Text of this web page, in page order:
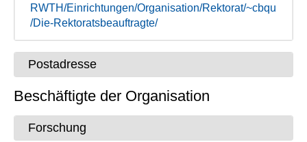
RWTH/Einrichtungen/Organisation/Rektorat/~cbqu
/Die-Rektoratsbeauftragte/
Postadresse
Beschäftigte der Organisation
Forschung